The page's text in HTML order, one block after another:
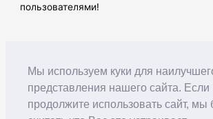
Мы используем куки для
представления нашего сайта.
продолжите использовать сайт, мы
пользователями!
Copyright © RUDNIK.MOBI 28.06.2008